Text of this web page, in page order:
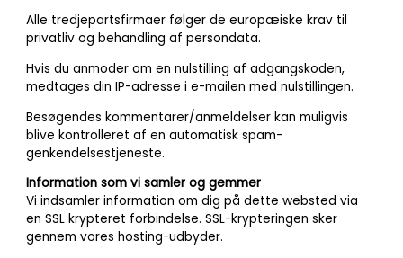
Alle tredjepartsfirmaer følger de europæiske krav til
privatliv og behandling af persondata.
Hvis du anmoder om en nulstilling af adgangskoden,
medtages din IP-adresse i e-mailen med nulstillingen.
Besøgendes kommentarer/anmeldelser kan muligvis
blive kontrolleret af en automatisk spam-
genkendelsestjeneste.
Information som vi samler og gemmer
Vi indsamler information om dig på dette websted via
en SSL krypteret forbindelse. SSL-krypteringen sker
gennem vores hosting-udbyder.